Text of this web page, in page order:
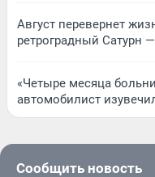
Август перевернет
ретроградный Сатурн
«Четыре месяца
автомобилист
Сообщить новость